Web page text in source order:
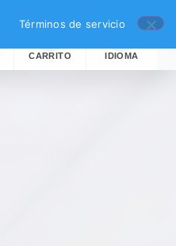
CARRITO IDIOMA
Términos de servicio